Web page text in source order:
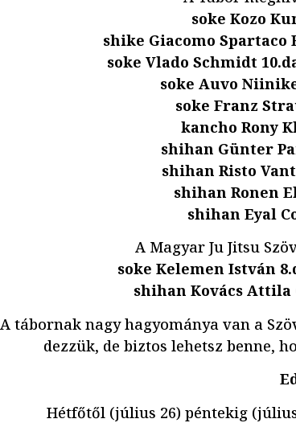
soke Kozo
shike Giacomo
soke Vlado Schmidt
soke Auvo
soke Franz
kancho Rony
shihan Günter
shihan Risto
shihan Ronen
shihan Eyal
A Magyar Ju Jitsu
soke Kelemen István
shihan Kovács
A tábornak nagy hagyománya van a
dezzük, de biztos lehetsz benne,
Hétfőtől (július 26) péntekig